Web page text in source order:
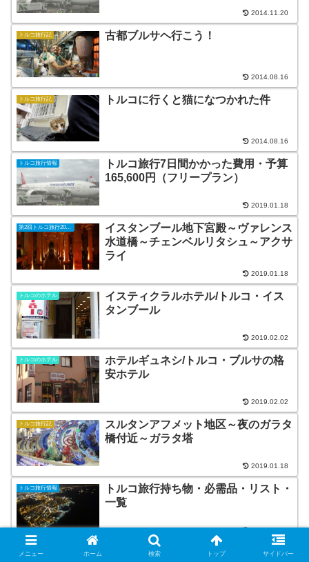
2014.11.20
トルコ旅行記 古都ブルサヘ行こう！
2014.08.16
トルコ旅行記 トルコに行くと猫になつかれた件
2014.08.16
トルコ旅行情報
トルコ旅行7日間かかった費用・予算
165,600円（フリープラン）
2019.01.18
第2回トルコ旅行2013年
イスタンブール地下宮殿～ヴァレンス
水道橋～チェンベルリタシュ～アクサ
ライ
2019.01.18
トルコのホテル
イスティクラルホテル/トルコ・イス
タンブール
2019.02.02
トルコのホテル
ホテルギュネシ/トルコ・ブルサの格
安ホテル
2019.02.02
トルコ旅行記
スルタンアフメット地区～夜のガラタ
橋付近～ガラタ塔
2019.01.18
トルコ旅行情報
トルコ旅行持ち物・必需品・リスト・
一覧
2019.01.18
トルコ旅行記 第2回トルコ旅行記のまとめページ
メニュー ホーム 検索 トップ サイドバー